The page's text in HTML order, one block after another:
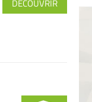
DÉCOUVRIR